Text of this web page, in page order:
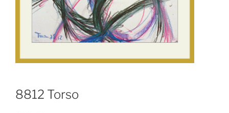
8812 Torso